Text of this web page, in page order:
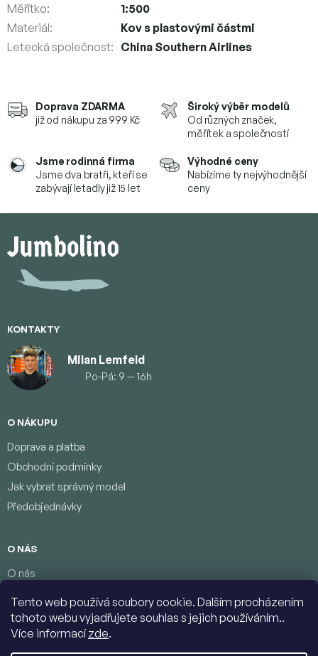
Tento web používá soubory cookie. Dalším procházením
tohoto webu vyjadřujete souhlas s jejich používáním..
Více informacízde.
Doprava ZDARMA
již od nákupu za 999 Kč
Široký výběr modelů
Od různých značek,
měřítek a společností
Jsme rodinná firma
Jsme dva bratři, kteří se
zabývají letadly již 15 let
Výhodné ceny
Nabízíme ty nejvýhodnější
ceny
Měřítko:
1:500
Materiál:
Kov s plastovými částmi
Letecká společnost: China Southern Airlines
p
KONTAKTY
Milan Lemfeld
Po-Pá: 9 — 16h
O NÁKUPU
Doprava a platba
Obchodní podmínky
Jak vybrat správný model
Předobjednávky
O NÁS
O nás
Podmínky ochrany osobních údajů
Kontakty